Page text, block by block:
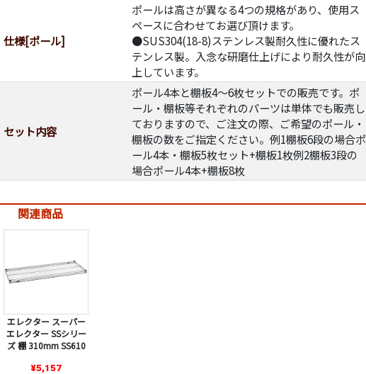
仕様[ポール]
ポールは高さが異なる4つの規格があり、使用ス
ペースに合わせてお選び頂けます。
●SUS304(18-8)ステンレス製耐久性に優れたス
テンレス製。入念な研磨仕上げにより耐久性が向
上しています。
セット内容
ポール4本と棚板4～6枚セットでの販売です。ポ
ール・棚板等それぞれのパーツは単体でも販売し
ておりますので、ご注文の際、ご希望のポール・
棚板の数をご指定ください。例1棚板6段の場合ポ
ール4本・棚板5枚セット+棚板1枚例2棚板3段の
場合ポール4本+棚板8枚
関連商品
エレクター スーパー
エレクター SSシリー
ズ 棚 310mm SS610
¥5,157